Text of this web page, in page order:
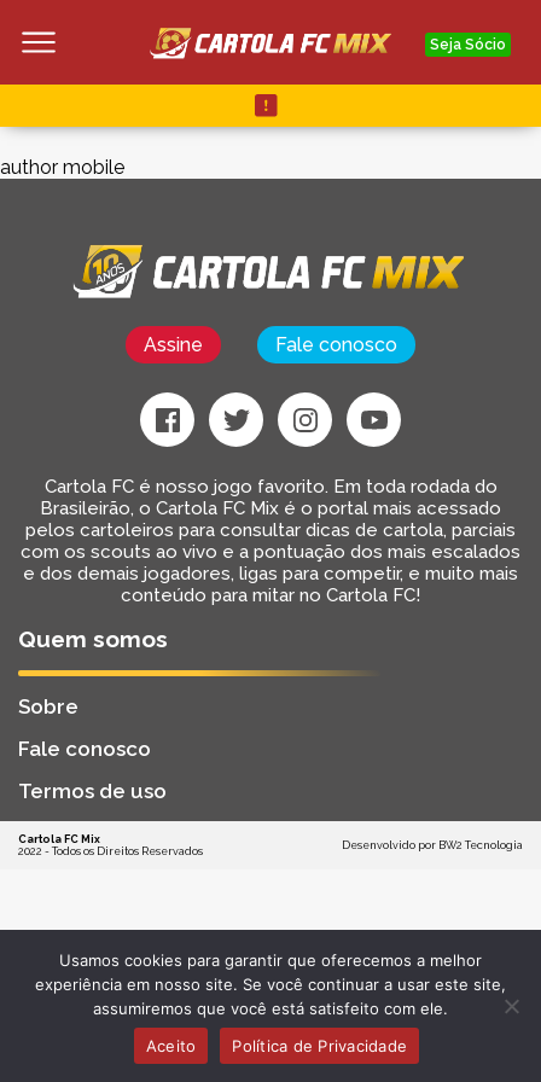
Seja Sócio
author mobile
Assine Fale conosco
Cartola FC é nosso jogo favorito. Em toda rodada do
Brasileirão, o Cartola FC Mix é o portal mais acessado
pelos cartoleiros para consultar dicas de cartola, parciais
com os scouts ao vivo e a pontuação dos mais escalados
e dos demais jogadores, ligas para competir, e muito mais
conteúdo para mitar no Cartola FC!
Quem somos
Sobre
Fale conosco
Termos de uso
Cartola FC Mix
2022 - Todos os Direitos Reservados
Desenvolvido por BW2 Tecnologia
Usamos cookies para garantir que oferecemos a melhor
experiência em nosso site. Se você continuar a usar este site,
assumiremos que você está satisfeito com ele.
Aceito
Política de Privacidade